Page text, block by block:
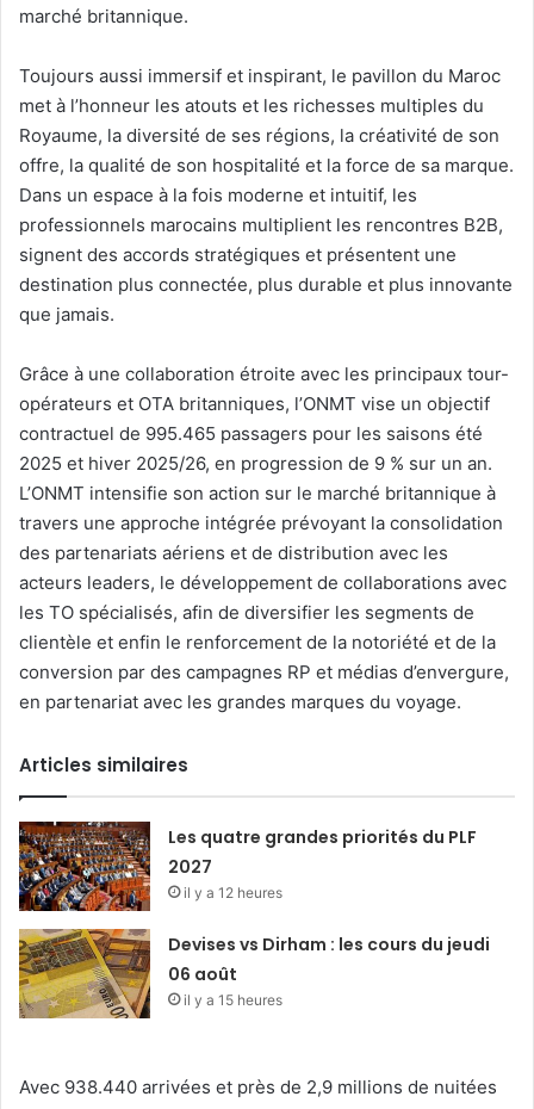
marché britannique.
Toujours aussi immersif et inspirant, le pavillon du Maroc
met à l’honneur les atouts et les richesses multiples du
Royaume, la diversité de ses régions, la créativité de son
offre, la qualité de son hospitalité et la force de sa marque.
Dans un espace à la fois moderne et intuitif, les
professionnels marocains multiplient les rencontres B2B,
signent des accords stratégiques et présentent une
destination plus connectée, plus durable et plus innovante
que jamais.
Grâce à une collaboration étroite avec les principaux tour-
opérateurs et OTA britanniques, l’ONMT vise un objectif
contractuel de 995.465 passagers pour les saisons été
2025 et hiver 2025/26, en progression de 9 % sur un an.
L’ONMT intensifie son action sur le marché britannique à
travers une approche intégrée prévoyant la consolidation
des partenariats aériens et de distribution avec les
acteurs leaders, le développement de collaborations avec
les TO spécialisés, afin de diversifier les segments de
clientèle et enfin le renforcement de la notoriété et de la
conversion par des campagnes RP et médias d’envergure,
en partenariat avec les grandes marques du voyage.
Articles similaires
Les quatre grandes priorités du PLF
2027
il y a 12 heures
Devises vs Dirham : les cours du jeudi
06 août
il y a 15 heures
Avec 938.440 arrivées et près de 2,9 millions de nuitées